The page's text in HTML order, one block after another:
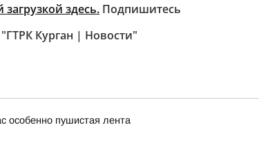
здесь. Подпишитесь
Курган | Новости"
особенно пушистая лента